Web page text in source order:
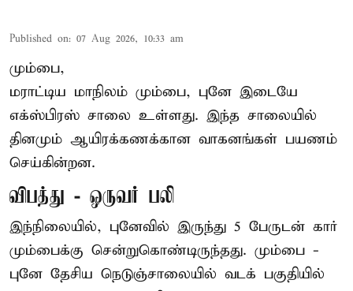
Published on: 07 Aug 2026, 10:33 am
மும்பை,
மராட்டிய மாநிலம் மும்பை, புனே இடையே
எக்ஸ்பிரஸ் சாலை உள்ளது. இந்த சாலையில்
தினமும் ஆயிரக்கணக்கான வாகனங்கள் பயணம்
செய்கின்றன.
விபத்து - ஒருவர் பலி
இந்நிலையில், புனேவில் இருந்து 5 பேருடன் கார்
மும்பைக்கு சென்றுகொண்டிருந்தது. மும்பை -
புனே தேசிய நெடுஞ்சாலையில் வடக் பகுதியில்